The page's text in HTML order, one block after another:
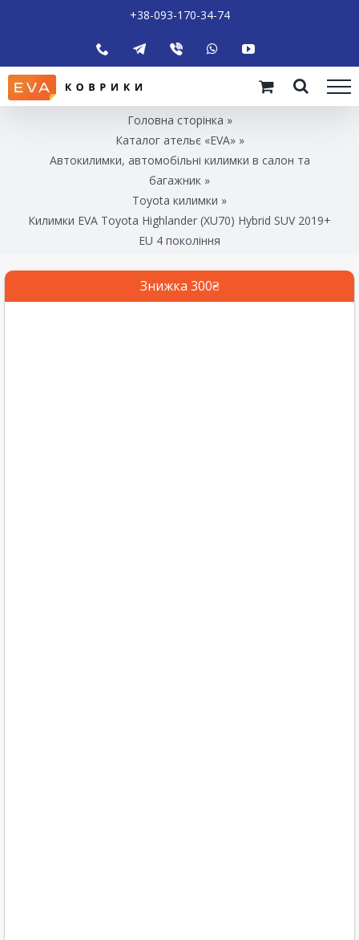
+38-093-170-34-74
Головна сторінка »
Каталог ательє «EVA»»
Автокилимки, автомобільні килимки в салон та
багажник »
Toyota килимки »
Килимки EVA Toyota Highlander (XU70) Hybrid SUV 2019+
EU 4 покоління
Знижка 300₴